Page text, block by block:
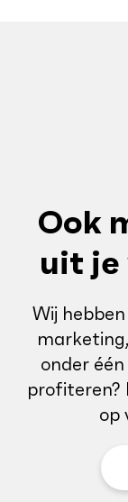
Ook
uit je
Wij
onder
profiteren?
op